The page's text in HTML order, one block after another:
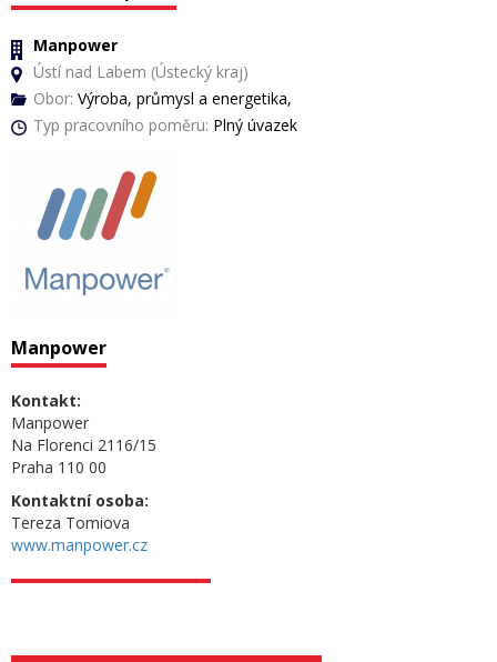
Manpower
Ústí nad Labem (Ústecký kraj)
Obor: Výroba, průmysl a energetika,
Typ pracovního poměru: Plný úvazek
Manpower
Kontakt:
Manpower
Na Florenci 2116/15
Praha 110 00
Kontaktní osoba:
Tereza Tomiova
www.manpower.cz